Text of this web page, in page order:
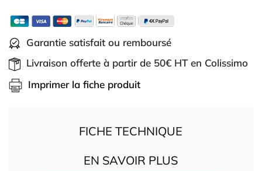
Garantie satisfait ou remboursé
Livraison offerte à partir de 50€ HT en Colissimo
Imprimer la fiche produit
FICHE TECHNIQUE
EN SAVOIR PLUS